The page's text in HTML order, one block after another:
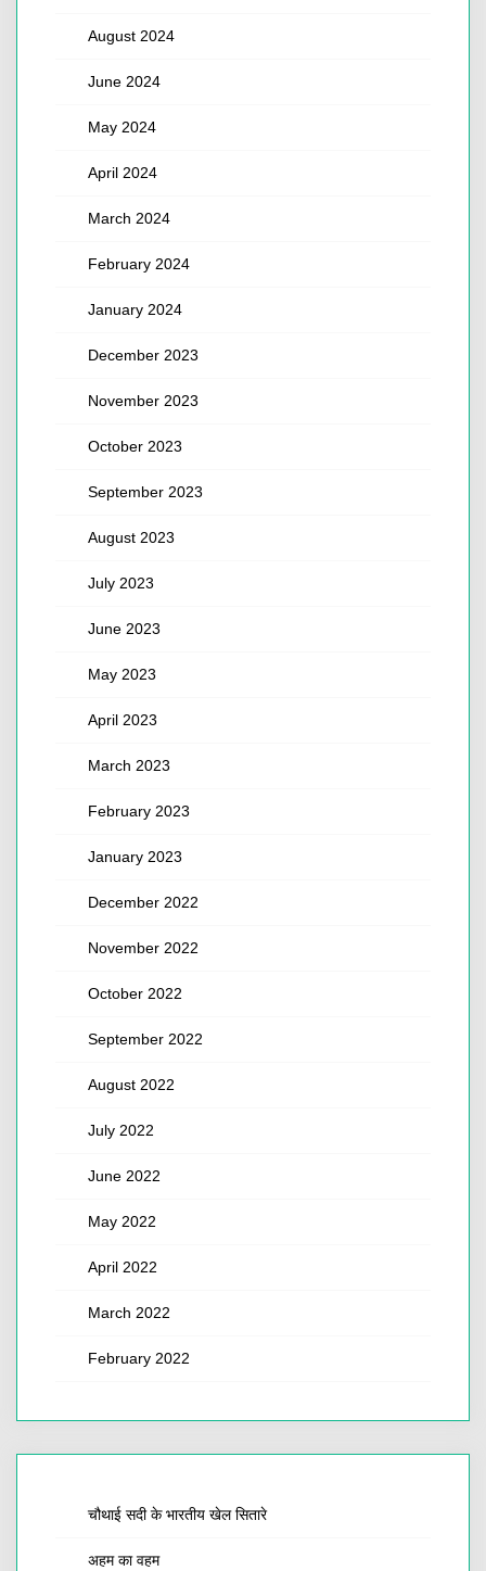
August 2024
June 2024
May 2024
April 2024
March 2024
February 2024
January 2024
December 2023
November 2023
October 2023
September 2023
August 2023
July 2023
June 2023
May 2023
April 2023
March 2023
February 2023
January 2023
December 2022
November 2022
October 2022
September 2022
August 2022
July 2022
June 2022
May 2022
April 2022
March 2022
February 2022
चौथाई सदी के भारतीय खेल सितारे
अहम का वहम